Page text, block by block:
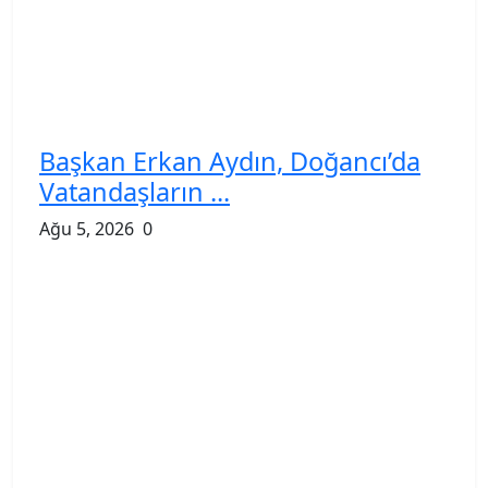
Başkan Erkan Aydın, Doğancı’da
Vatandaşların ...
Ağu 5, 2026 0